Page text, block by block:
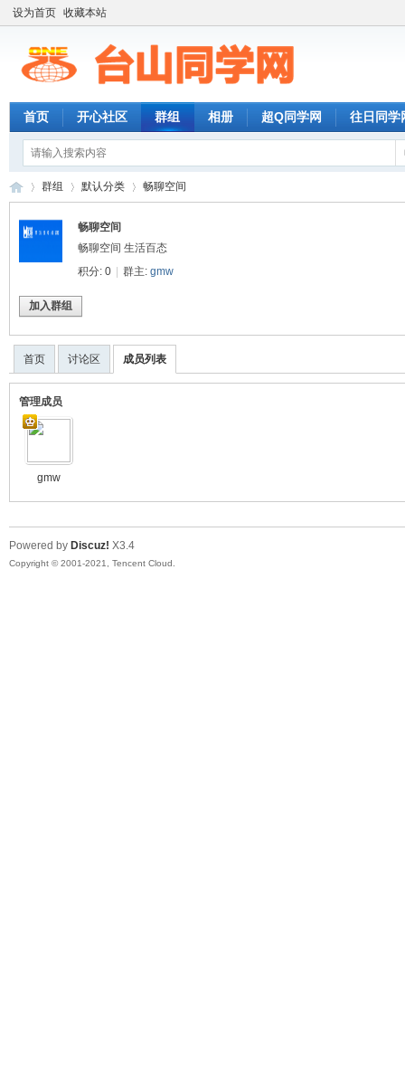
设为首页 收藏本站
首页 开心社区 群组 相册 超Q同学网 往日同学
台 ›
群组 默认分类
›
畅聊空间
畅聊空间
畅聊空间 生活百态
积分: 0
群主: gmw
加入群组
首页 讨论区 成员列表
管理成员
gmw
Powered by Discuz! X3.4
Copyright © 2001-2021, Tencent Cloud.